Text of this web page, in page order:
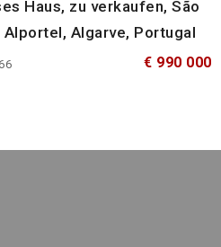
Haus, zu verkaufen, São
Alportel, Algarve, Portugal
€ 990 000